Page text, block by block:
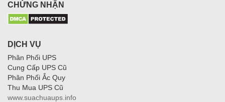
CHỨNG NHẬN
DỊCH VỤ
Phân Phối UPS
Cung Cấp UPS Cũ
Phân Phối Ắc Quy
Thu Mua UPS Cũ
www.suachuaups.info